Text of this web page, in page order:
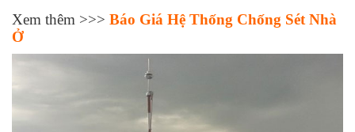
Xem thêm >>> Báo Giá Hệ Thống Chống Sét Nhà
Ở